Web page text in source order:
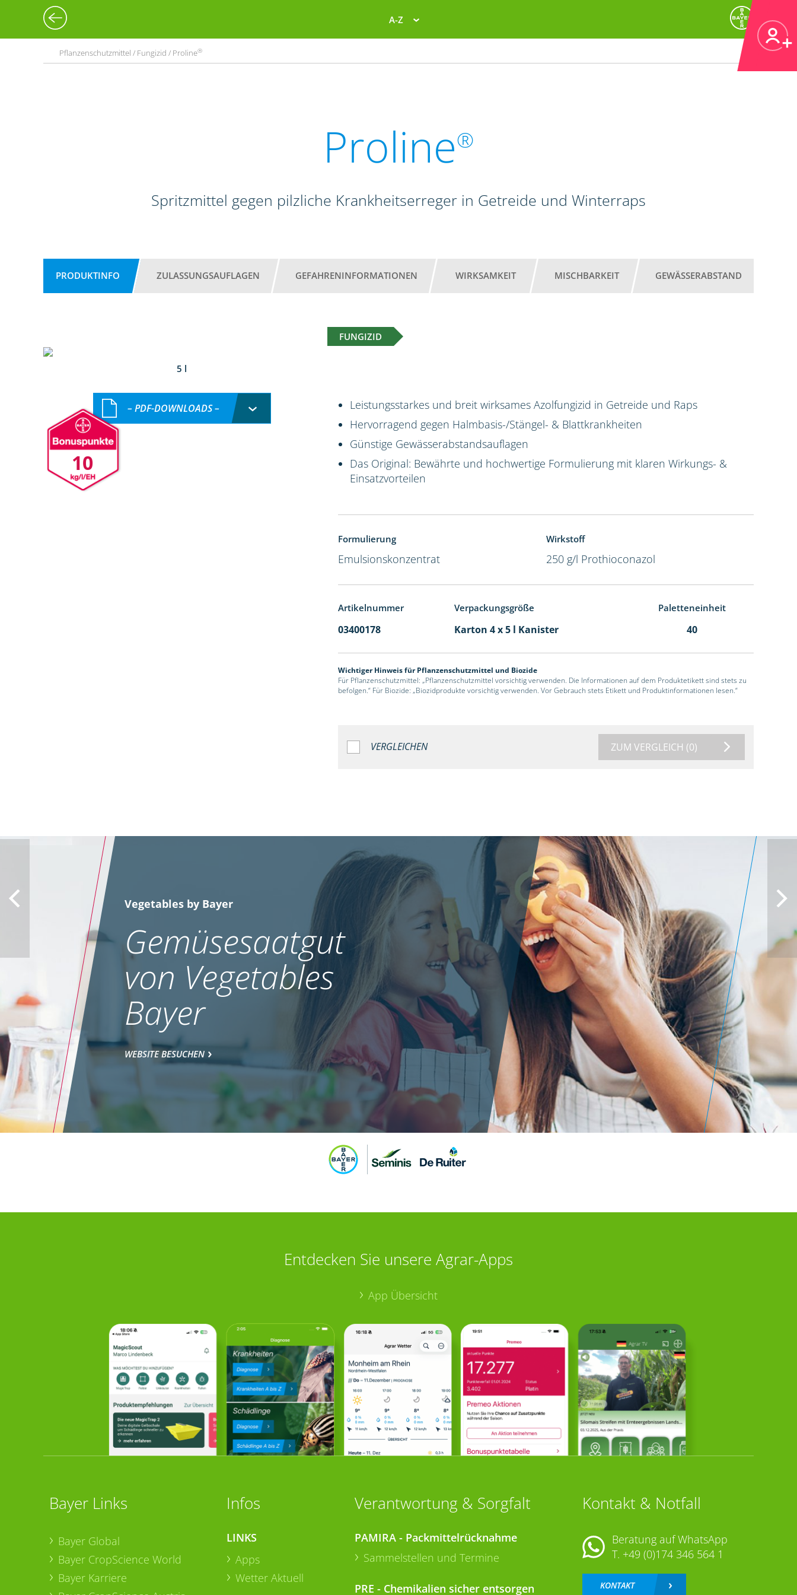
A-Z
Pflanzenschutzmittel / Fungizid / Proline®
Proline®
Spritzmittel gegen pilzliche Krankheitserreger in Getreide und Winterraps
PRODUKTINFO ZULASSUNGSAUFLAGEN GEFAHRENINFORMATIONEN WIRKSAMKEIT MISCHBARKEIT GEWÄSSERABSTAND
FUNGIZID
5 l
10
– PDF-DOWNLOADS –
Leistungsstarkes und breit wirksames Azolfungizid in Getreide und Raps
Hervorragend gegen Halmbasis-/Stängel- & Blattkrankheiten
Günstige Gewässerabstandsauflagen
Das Original: Bewährte und hochwertige Formulierung mit klaren Wirkungs- &
Einsatzvorteilen
Formulierung
Emulsionskonzentrat
Wirkstoff
250 g/l Prothioconazol
Artikelnummer Verpackungsgröße Paletteneinheit
03400178 Karton 4 x 5 l Kanister 40
Wichtiger Hinweis für Pflanzenschutzmittel und Biozide
Für Pflanzenschutzmittel: „Pflanzenschutzmittel vorsichtig verwenden. Die Informationen auf dem Produktetikett sind stets zu
befolgen.“ Für Biozide: „Biozidprodukte vorsichtig verwenden. Vor Gebrauch stets Etikett und Produktinformationen lesen.“
VERGLEICHEN ZUM VERGLEICH (0)
Vegetables by Bayer
Gemüsesaatgut
von Vegetables
Bayer
WEBSITE BESUCHEN
Entdecken Sie unsere Agrar-Apps
App Übersicht
Bayer Links
Bayer Global
Bayer CropScience World
Bayer Karriere
Infos
LINKS
Apps
Wetter Aktuell
Verantwortung & Sorgfalt
PAMIRA - Packmittelrücknahme
Sammelstellen und Termine
PRE - Chemikalien sicher entsorgen
Kontakt & Notfall
Beratung auf WhatsApp
T. +49 (0)174 346 564 1
KONTAKT